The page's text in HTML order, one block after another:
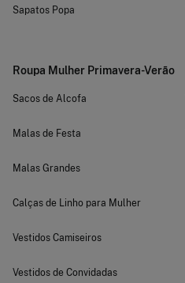
Sapatos Popa
Roupa Mulher Primavera-Verão
Sacos de Alcofa
Malas de Festa
Malas Grandes
Calças de Linho para Mulher
Vestidos Camiseiros
Vestidos de Convidadas